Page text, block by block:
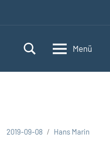
Menü
2019-09-08 Hans Marin